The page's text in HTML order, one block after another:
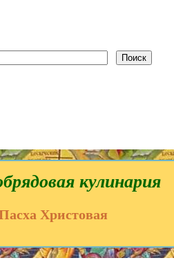
кулинария
Христовая